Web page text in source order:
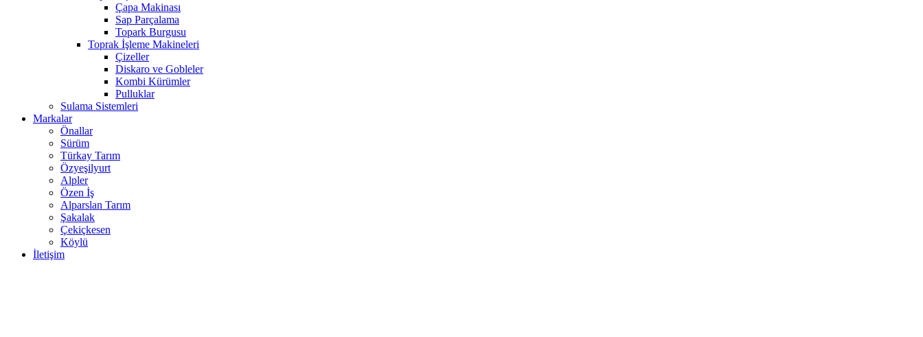
Çapa Makinası
Sap Parçalama
Topark Burgusu
Toprak İşleme Makineleri
Çizeller
Diskaro ve Gobleler
Kombi Kürümler
Pulluklar
Sulama Sistemleri
Markalar
Önallar
Sürüm
Türkay Tarım
Özyeşilyurt
Alpler
Özen İş
Alparslan Tarım
Şakalak
Çekiçkesen
Köylü
İletişim